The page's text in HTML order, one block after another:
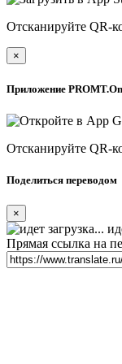
Отсканируйте QR-
×
Приложение
Отсканируйте QR-
Поделиться переводом
×
Прямая ссылка на